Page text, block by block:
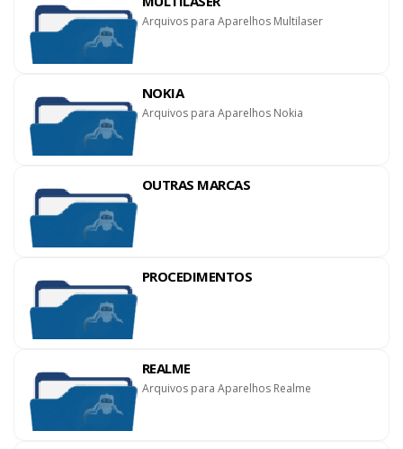
Arquivos para Aparelhos Multilaser
NOKIA
Arquivos para Aparelhos Nokia
OUTRAS MARCAS
PROCEDIMENTOS
REALME
Arquivos para Aparelhos Realme